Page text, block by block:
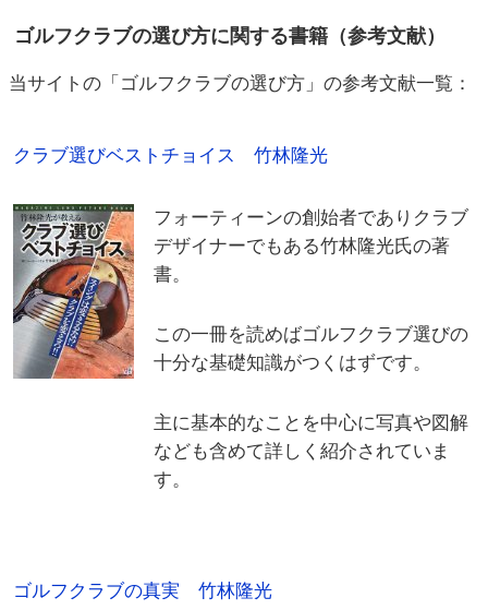
ゴルフクラブの選び方に関する書籍（参考文献）
当サイトの「ゴルフクラブの選び方」の参考文献一覧：
クラブ選びベストチョイス 竹林隆光
フォーティーンの創始者でありクラブ
デザイナーでもある竹林隆光氏の著
書。
この一冊を読めばゴルフクラブ選びの
十分な基礎知識がつくはずです。
主に基本的なことを中心に写真や図解
なども含めて詳しく紹介されていま
す。
ゴルフクラブの真実 竹林隆光